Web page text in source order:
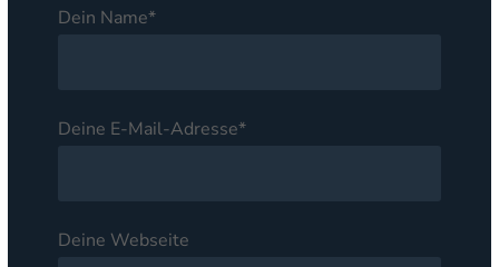
Dein Name*
Deine E-Mail-Adresse*
Deine Webseite